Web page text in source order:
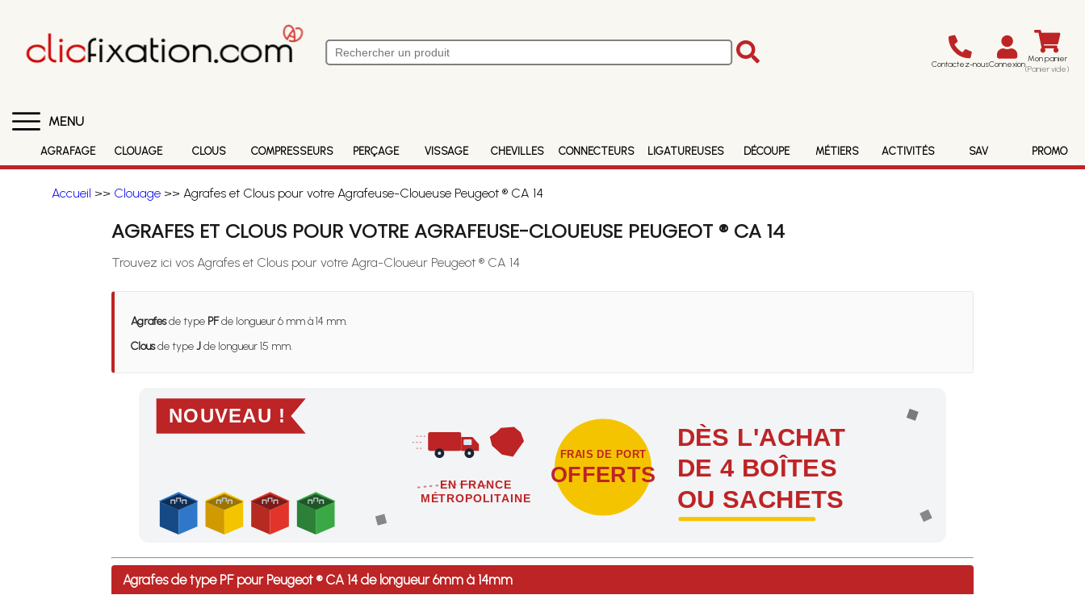
Contactez-nousConnexion Mon panier
(Panier vide)
MENU
AGRAFAGE CLOUAGE CLOUS COMPRESSEURS PERÇAGE VISSAGE CHEVILLES CONNECTEURS LIGATUREUSES DÉCOUPE MÉTIERS ACTIVITÉS SAV PROMO
Accueil >> Clouage>> Agrafes et Clous pour votre Agrafeuse-Cloueuse Peugeot ® CA 14
AGRAFES ET CLOUS POUR VOTRE AGRAFEUSE-CLOUEUSE PEUGEOT ® CA 14
Trouvez ici vos Agrafes et Clous pour votre Agra-Cloueur Peugeot ® CA 14
Agrafesde type PFde longueur 6 mm à 14 mm.
Clousde typeJde longueur 15 mm.
NOUVEAU !
EN FRANCE
MÉTROPOLITAINE
FRAIS DE PORT
OFFERTS
DÈS L'ACHAT
DE 4 BOÎTES
OU SACHETS
Profitez des Frais de port offerts en France métropolitaine dès l'achat de 4 sachets ou boîtes d'agrafes ou de pointes !
Agrafes de type PF pour Peugeot ® CA 14 de longueur 6mm à 14mm